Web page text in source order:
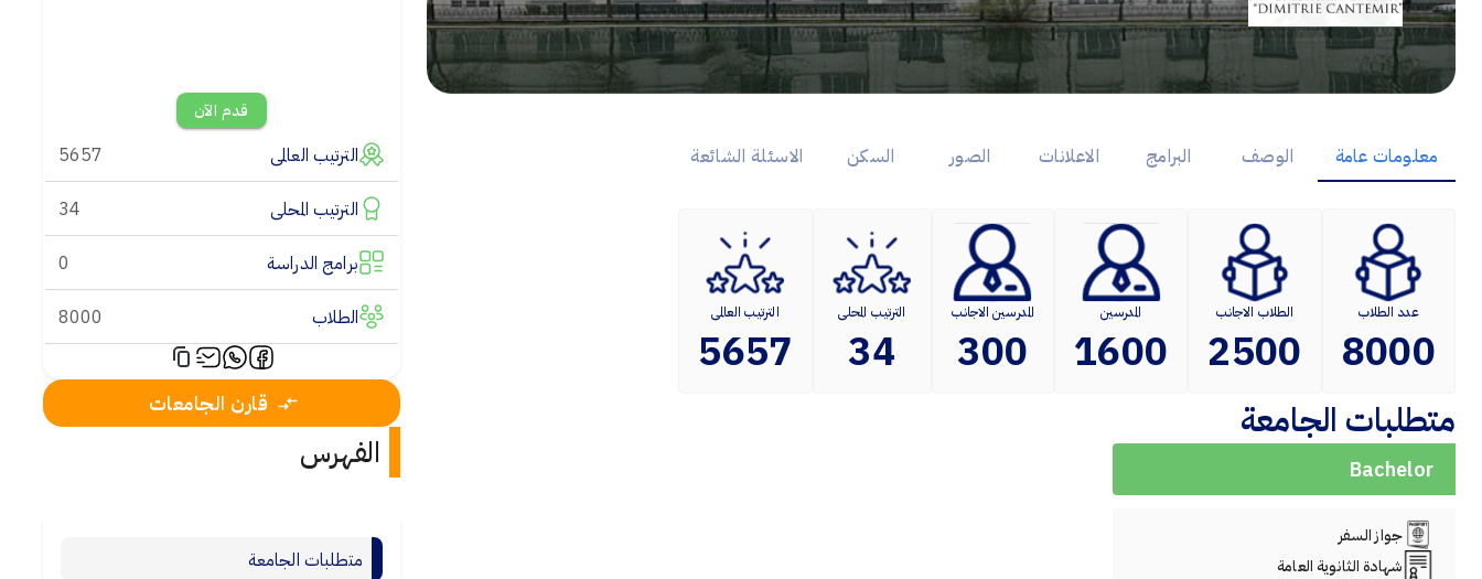
معلومات عامة الوصف البرامج الاعلانات الصور السكن الاسئلة الشائعة
عدد الطلاب
8000
الطلاب الاجانب
2500
المدرسين
1600
المدرسين الاجانب
300
الترتيب المحلى
34
الترتيب العالمى
5657
متطلبات الجامعة
Bachelor
جواز السفر
شهادة الثانوية العامة
قدم الآن
الترتيب العالمى 5657
الترتيب المحلى 34
برامج الدراسة 0
الطلاب 8000
قارن الجامعات
الفهرس
متطلبات الجامعة